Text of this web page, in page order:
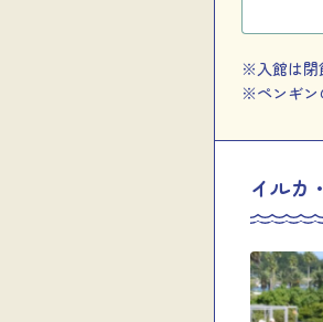
※入館は閉
※ペンギン
イルカ